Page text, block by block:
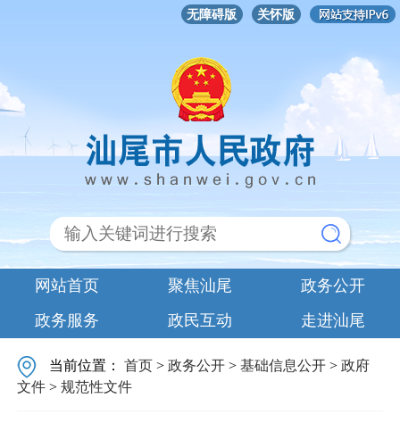
无障碍版 关怀版
网站首页 聚焦汕尾
政务公开
政务服务
政民互动 走进汕尾
当前位置：首页 >政务公开 >基础信息公开 >政府
文件 >规范性文件